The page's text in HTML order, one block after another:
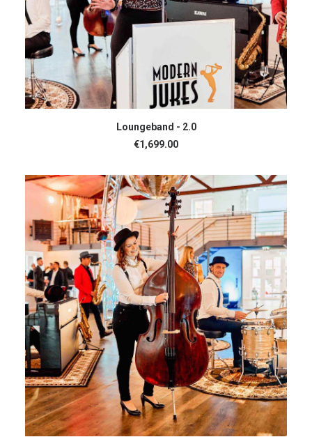
IN DEN WARENKORB
Loungeband - 2.0
€1,699.00